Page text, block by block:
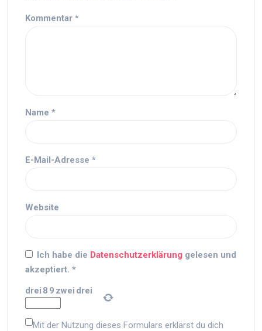
Kommentar *
Name *
E-Mail-Adresse *
Website
Ich habe die Datenschutzerklärung gelesen und
akzeptiert. *
drei 8 9 zwei drei
Mit der Nutzung dieses Formulars erklärst du dich